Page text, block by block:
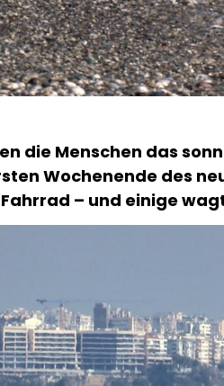
die Menschen das
Wochenende des
– und einige